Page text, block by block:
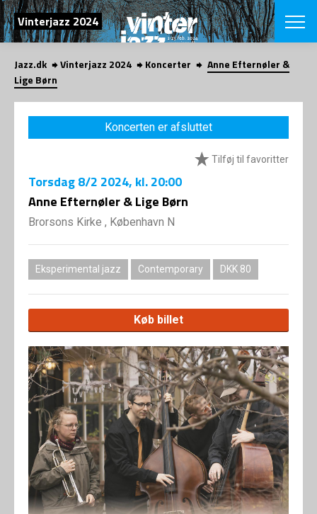
SØG
Vinterjazz 2024
English
VÆLG
VINTERJAZZ
Temaer
LOCATIONS
Om fonden
SHOP
Jazz.dk Vinterjazz 2024 Koncerter
Anne Efternøler &
Lige Børn
Koncerten er afsluttet
Tilføj til favoritter
Torsdag8/2 2024, kl. 20:00
Anne Efternøler & Lige Børn
Brorsons Kirke , København N
Eksperimental jazz Contemporary DKK 80
Køb billet